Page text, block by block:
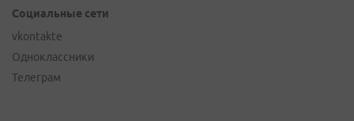
Социальные сети
vkontakte
Одноклассники
Телеграм